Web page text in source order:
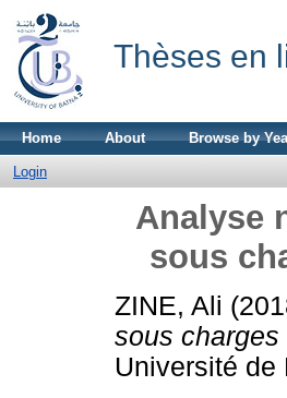
Thèses en
Home About Browse by
Login
Analyse
sous
ZINE, Ali
sous
Université de